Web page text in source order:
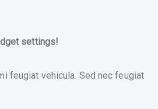
settings!
feugiat vehicula. Sed nec feugiat